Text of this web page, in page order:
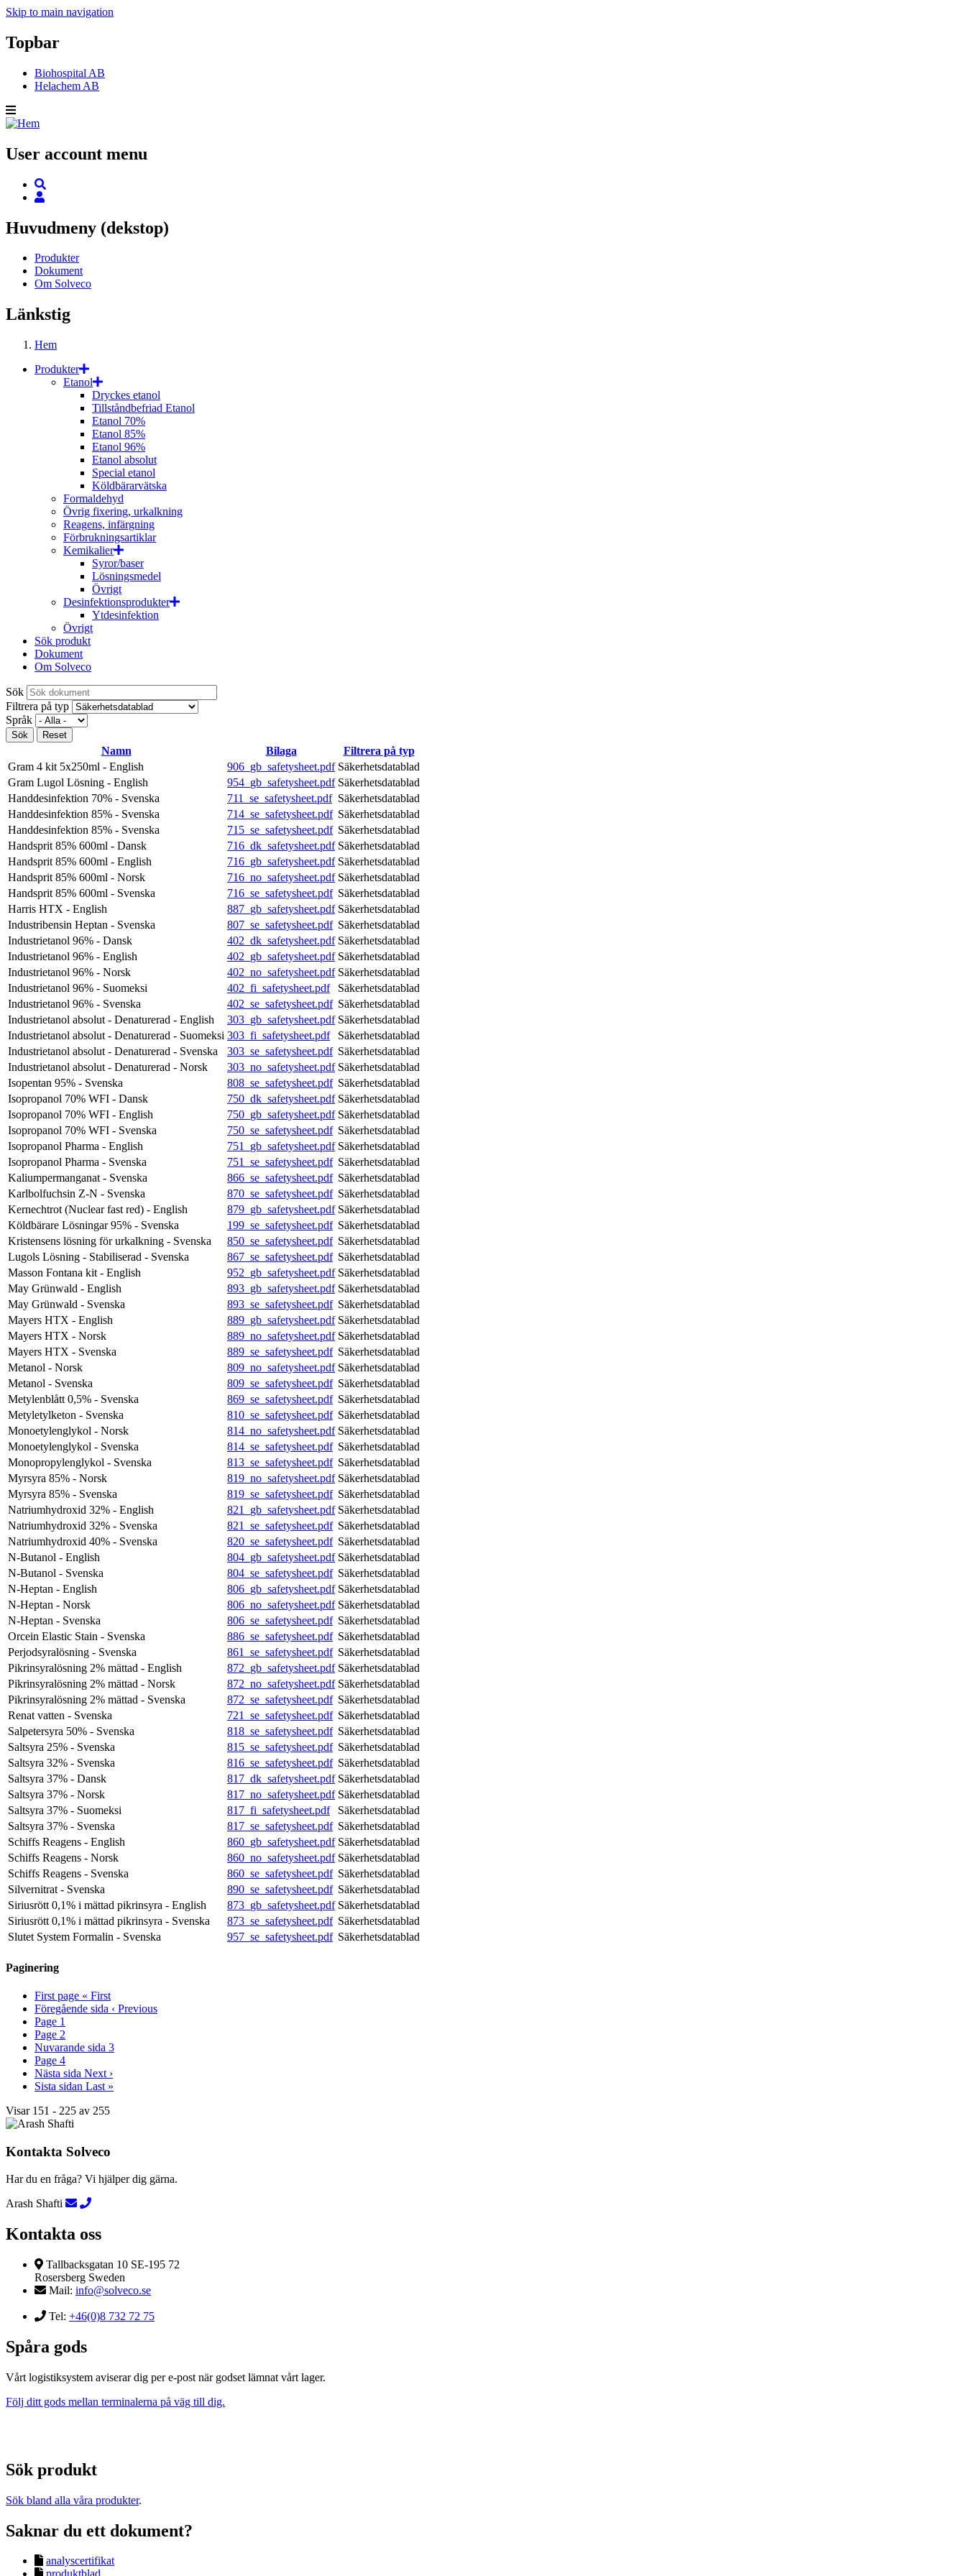
Skip to main navigation
Topbar
Biohospital AB
Helachem AB
User account menu
Huvudmeny (dekstop)
Produkter
Dokument
Om Solveco
Länkstig
Hem
Produkter
Etanol
Dryckes etanol
Tillståndbefriad Etanol
Etanol 70%
Etanol 85%
Etanol 96%
Etanol absolut
Special etanol
Köldbärarvätska
Formaldehyd
Övrig fixering, urkalkning
Reagens, infärgning
Förbrukningsartiklar
Kemikalier
Syror/baser
Lösningsmedel
Övrigt
Desinfektionsprodukter
Ytdesinfektion
Övrigt
Sök produkt
Dokument
Om Solveco
Sök
Filtrera på typ
Språk
Namn Bilaga
Filtrera på typ
Gram 4 kit 5x250ml - English
906_gb_safetysheet.pdf Säkerhetsdatablad
Gram Lugol Lösning - English
954_gb_safetysheet.pdf Säkerhetsdatablad
Handdesinfektion 70% - Svenska
711_se_safetysheet.pdf Säkerhetsdatablad
Handdesinfektion 85% - Svenska
714_se_safetysheet.pdf Säkerhetsdatablad
Handdesinfektion 85% - Svenska
715_se_safetysheet.pdf Säkerhetsdatablad
Handsprit 85% 600ml - Dansk
716_dk_safetysheet.pdf Säkerhetsdatablad
Handsprit 85% 600ml - English
716_gb_safetysheet.pdf Säkerhetsdatablad
Handsprit 85% 600ml - Norsk
716_no_safetysheet.pdf Säkerhetsdatablad
Handsprit 85% 600ml - Svenska
716_se_safetysheet.pdf Säkerhetsdatablad
Harris HTX - English
887_gb_safetysheet.pdf Säkerhetsdatablad
Industribensin Heptan - Svenska
807_se_safetysheet.pdf Säkerhetsdatablad
Industrietanol 96% - Dansk
402_dk_safetysheet.pdf Säkerhetsdatablad
Industrietanol 96% - English
402_gb_safetysheet.pdf Säkerhetsdatablad
Industrietanol 96% - Norsk
402_no_safetysheet.pdf Säkerhetsdatablad
Industrietanol 96% - Suomeksi
402_fi_safetysheet.pdf
Säkerhetsdatablad
Industrietanol 96% - Svenska
402_se_safetysheet.pdf Säkerhetsdatablad
Industrietanol absolut - Denaturerad - English
303_gb_safetysheet.pdf Säkerhetsdatablad
Industrietanol absolut - Denaturerad - Suomeksi 303_fi_safetysheet.pdf
Säkerhetsdatablad
Industrietanol absolut - Denaturerad - Svenska
303_se_safetysheet.pdf Säkerhetsdatablad
Industrietanol absolut - Denaturerad - Norsk
303_no_safetysheet.pdf Säkerhetsdatablad
Isopentan 95% - Svenska
808_se_safetysheet.pdf Säkerhetsdatablad
Isopropanol 70% WFI - Dansk
750_dk_safetysheet.pdf Säkerhetsdatablad
Isopropanol 70% WFI - English
750_gb_safetysheet.pdf Säkerhetsdatablad
Isopropanol 70% WFI - Svenska
750_se_safetysheet.pdf Säkerhetsdatablad
Isopropanol Pharma - English
751_gb_safetysheet.pdf Säkerhetsdatablad
Isopropanol Pharma - Svenska
751_se_safetysheet.pdf Säkerhetsdatablad
Kaliumpermanganat - Svenska
866_se_safetysheet.pdf Säkerhetsdatablad
Karlbolfuchsin Z-N - Svenska
870_se_safetysheet.pdf Säkerhetsdatablad
Kernechtrot (Nuclear fast red) - English
879_gb_safetysheet.pdf Säkerhetsdatablad
Köldbärare Lösningar 95% - Svenska
199_se_safetysheet.pdf Säkerhetsdatablad
Kristensens lösning för urkalkning - Svenska
850_se_safetysheet.pdf Säkerhetsdatablad
Lugols Lösning - Stabiliserad - Svenska
867_se_safetysheet.pdf Säkerhetsdatablad
Masson Fontana kit - English
952_gb_safetysheet.pdf Säkerhetsdatablad
May Grünwald - English
893_gb_safetysheet.pdf Säkerhetsdatablad
May Grünwald - Svenska
893_se_safetysheet.pdf Säkerhetsdatablad
Mayers HTX - English
889_gb_safetysheet.pdf Säkerhetsdatablad
Mayers HTX - Norsk
889_no_safetysheet.pdf Säkerhetsdatablad
Mayers HTX - Svenska
889_se_safetysheet.pdf Säkerhetsdatablad
Metanol - Norsk
809_no_safetysheet.pdf Säkerhetsdatablad
Metanol - Svenska
809_se_safetysheet.pdf Säkerhetsdatablad
Metylenblått 0,5% - Svenska
869_se_safetysheet.pdf Säkerhetsdatablad
Metyletylketon - Svenska
810_se_safetysheet.pdf Säkerhetsdatablad
Monoetylenglykol - Norsk
814_no_safetysheet.pdf Säkerhetsdatablad
Monoetylenglykol - Svenska
814_se_safetysheet.pdf Säkerhetsdatablad
Monopropylenglykol - Svenska
813_se_safetysheet.pdf Säkerhetsdatablad
Myrsyra 85% - Norsk
819_no_safetysheet.pdf Säkerhetsdatablad
Myrsyra 85% - Svenska
819_se_safetysheet.pdf Säkerhetsdatablad
Natriumhydroxid 32% - English
821_gb_safetysheet.pdf Säkerhetsdatablad
Natriumhydroxid 32% - Svenska
821_se_safetysheet.pdf Säkerhetsdatablad
Natriumhydroxid 40% - Svenska
820_se_safetysheet.pdf Säkerhetsdatablad
N-Butanol - English
804_gb_safetysheet.pdf Säkerhetsdatablad
N-Butanol - Svenska
804_se_safetysheet.pdf Säkerhetsdatablad
N-Heptan - English
806_gb_safetysheet.pdf Säkerhetsdatablad
N-Heptan - Norsk
806_no_safetysheet.pdf Säkerhetsdatablad
N-Heptan - Svenska
806_se_safetysheet.pdf Säkerhetsdatablad
Orcein Elastic Stain - Svenska
886_se_safetysheet.pdf Säkerhetsdatablad
Perjodsyralösning - Svenska
861_se_safetysheet.pdf Säkerhetsdatablad
Pikrinsyralösning 2% mättad - English
872_gb_safetysheet.pdf Säkerhetsdatablad
Pikrinsyralösning 2% mättad - Norsk
872_no_safetysheet.pdf Säkerhetsdatablad
Pikrinsyralösning 2% mättad - Svenska
872_se_safetysheet.pdf Säkerhetsdatablad
Renat vatten - Svenska
721_se_safetysheet.pdf Säkerhetsdatablad
Salpetersyra 50% - Svenska
818_se_safetysheet.pdf Säkerhetsdatablad
Saltsyra 25% - Svenska
815_se_safetysheet.pdf Säkerhetsdatablad
Saltsyra 32% - Svenska
816_se_safetysheet.pdf Säkerhetsdatablad
Saltsyra 37% - Dansk
817_dk_safetysheet.pdf Säkerhetsdatablad
Saltsyra 37% - Norsk
817_no_safetysheet.pdf Säkerhetsdatablad
Saltsyra 37% - Suomeksi
817_fi_safetysheet.pdf
Säkerhetsdatablad
Saltsyra 37% - Svenska
817_se_safetysheet.pdf Säkerhetsdatablad
Schiffs Reagens - English
860_gb_safetysheet.pdf Säkerhetsdatablad
Schiffs Reagens - Norsk
860_no_safetysheet.pdf Säkerhetsdatablad
Schiffs Reagens - Svenska
860_se_safetysheet.pdf Säkerhetsdatablad
Silvernitrat - Svenska
890_se_safetysheet.pdf Säkerhetsdatablad
Siriusrött 0,1% i mättad pikrinsyra - English
873_gb_safetysheet.pdf Säkerhetsdatablad
Siriusrött 0,1% i mättad pikrinsyra - Svenska
873_se_safetysheet.pdf Säkerhetsdatablad
Slutet System Formalin - Svenska
957_se_safetysheet.pdf Säkerhetsdatablad
Paginering
First page « First
Föregående sida ‹ Previous
Page 1
Page 2
Nuvarande sida 3
Page 4
Nästa sida Next ›
Sista sidan Last »
Visar 151 - 225 av 255
Kontakta Solveco
Har du en fråga? Vi hjälper dig gärna.
Arash Shafti
Kontakta oss
Tallbacksgatan 10 SE-195 72
Rosersberg Sweden
Mail: info@solveco.se
Tel: +46(0)8 732 72 75
Spåra gods
Vårt logistiksystem aviserar dig per e-post när godset lämnat vårt lager.
Följ ditt gods mellan terminalerna på väg till dig.
Sök produkt
Sök bland alla våra produkter.
Saknar du ett dokument?
analyscertifikat